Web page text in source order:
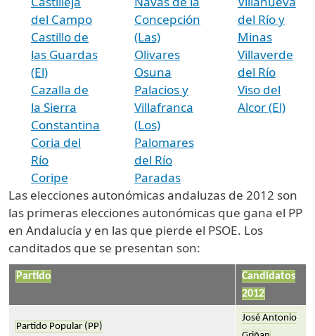
del Campo
Castillo de
las Guardas
(El)
Cazalla de
la Sierra
Constantina
Coria del
Río
Coripe
Concepción
(Las)
Olivares
Osuna
Palacios y
Villafranca
(Los)
Palomares
del Río
Paradas
del Río y
Minas
Villaverde
del Río
Viso del
Alcor (El)
Las elecciones autonómicas andaluzas de 2012 son
las primeras elecciones autonómicas que gana el PP
en Andalucía y en las que pierde el PSOE. Los
canditados que se presentan son:
Partido
Candidatos
2012
Partido Popular (PP)
José Antonio